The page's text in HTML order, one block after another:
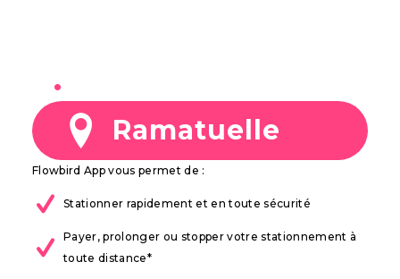
Ramatuelle
Flowbird App vous permet de :
Stationner rapidement et en toute sécurité
Payer, prolonger ou stopper votre stationnement à
toute distance*